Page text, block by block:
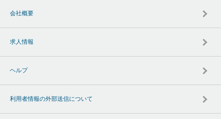
会社概要
求人情報
ヘルプ
利用者情報の外部送信について